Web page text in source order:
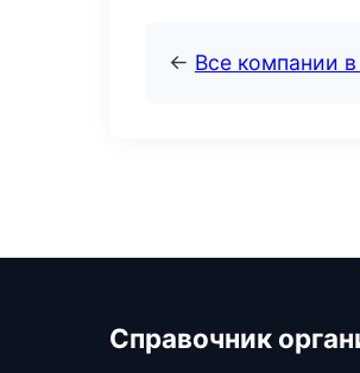
← Все компании
Справочник